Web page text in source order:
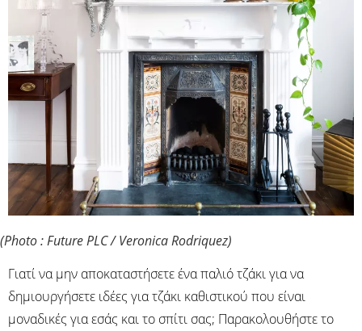
(Photo : Future PLC / Veronica Rodriquez)
Γιατί να μην αποκαταστήσετε ένα παλιό τζάκι για να
δημιουργήσετε ιδέες για τζάκι καθιστικού που είναι
μοναδικές για εσάς και το σπίτι σας; Παρακολουθήστε το